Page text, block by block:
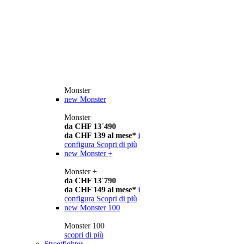
Monster
new Monster
Monster
da CHF 13´490
da CHF 139 al mese* i
configura Scopri di più
new Monster +
Monster +
da CHF 13´790
da CHF 149 al mese* i
configura Scopri di più
new Monster 100
Monster 100
scopri di più